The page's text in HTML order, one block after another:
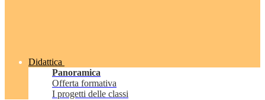
Didattica
Panoramica
Offerta formativa
I progetti delle classi